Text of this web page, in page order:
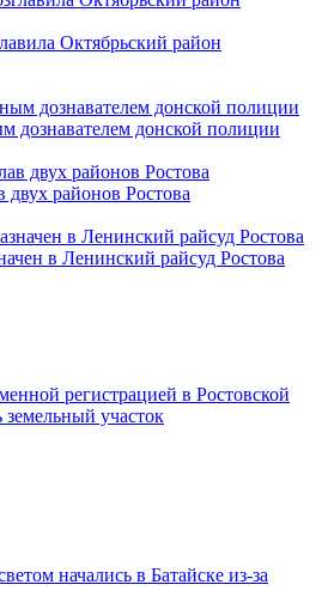
Октябрьский район
дознавателем донской полиции
двух районов Ростова
в Ленинский райсуд Ростова
регистрацией в Ростовской
земельный участок
начались в Батайске из-за